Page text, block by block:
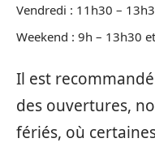
Vendredi : 11h30 –
Weekend : 9h – 13h30
Il est
des ouvertures,
fériés, où